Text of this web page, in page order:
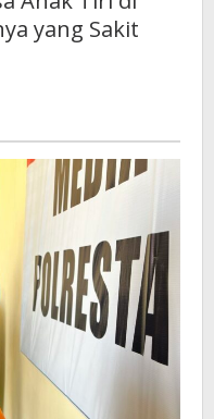
yang Sakit